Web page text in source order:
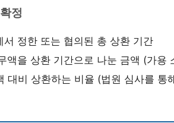
정
서 정한 또는 협의된 총 상환 기간
액을 상환 기간으로 나눈 금액 (가용
대비 상환하는 비율 (법원 심사를 통